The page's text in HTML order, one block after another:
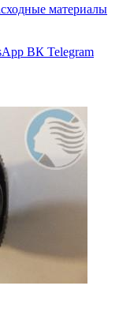
материалы
ВК Telegram